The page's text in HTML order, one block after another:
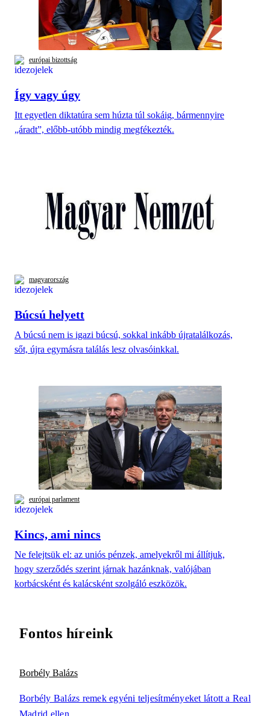
európai bizottság
Így vagy úgy
Itt egyetlen diktatúra sem húzta túl sokáig, bármennyire
„áradt”, előbb-utóbb mindig megfékezték.
magyarország
Búcsú helyett
A búcsú nem is igazi búcsú, sokkal inkább újratalálkozás,
sőt, újra egymásra találás lesz olvasóinkkal.
európai parlament
Kincs, ami nincs
Ne felejtsük el: az uniós pénzek, amelyekről mi állítjuk,
hogy szerződés szerint járnak hazánknak, valójában
korbácsként és kalácsként szolgáló eszközök.
Fontos híreink
Borbély Balázs
Borbély Balázs remek egyéni teljesítményeket látott a Real